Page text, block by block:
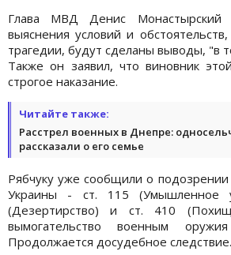
Глава МВД Денис Монастырский
выяснения условий и
трагедии, будут сделаны выводы, "в
Также он заявил, что виновник
строгое наказание.
Читайте также:
Расстрел военных в Днепре:
рассказали о его семье
Рябчуку уже сообщили о
Украины - ст. 115 (Умышленное
(Дезертирство) и ст. 410
вымогательство военным
Продолжается досудебное следствие.